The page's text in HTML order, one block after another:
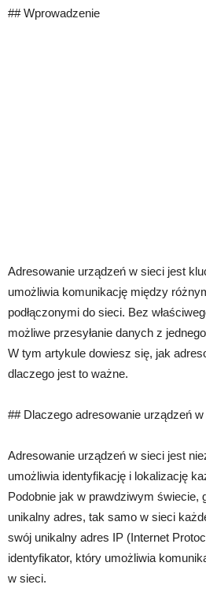
## Wprowadzenie
Adresowanie urządzeń w sieci jest
umożliwia komunikację między
podłączonymi do sieci. Bez
możliwe przesyłanie danych z
W tym artykule dowiesz się, jak
dlaczego jest to ważne.
## Dlaczego adresowanie urządzeń
Adresowanie urządzeń w sieci jest
umożliwia identyfikację i lokalizację
Podobnie jak w prawdziwym świecie,
unikalny adres, tak samo w sieci
swój unikalny adres IP (Internet
identyfikator, który umożliwia
w sieci.